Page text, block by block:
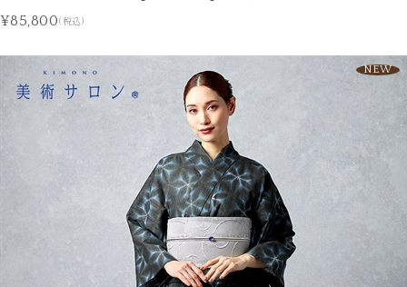
¥85,800(税込)
NEW